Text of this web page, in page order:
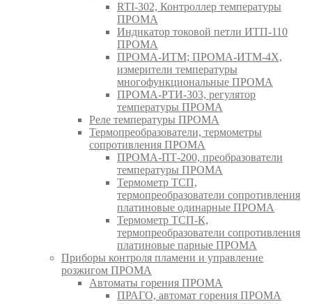
RTI-302, Контроллер температуры
ПРОМА
Индикатор токовой петли ИТП-110
ПРОМА
ПРОМА-ИТМ; ПРОМА-ИТМ-4Х,
измерители температуры
многофункциональные ПРОМА
ПРОМА-РТИ-303, регулятор
температуры ПРОМА
Реле температуры ПРОМА
Термопреобразователи, термометры
сопротивления ПРОМА
ПРОМА-ПТ-200, преобразователи
температуры ПРОМА
Термометр ТСП,
термопреобразователи сопротивления
платиновые одинарные ПРОМА
Термометр ТСП-К,
термопреобразователи сопротивления
платиновые парные ПРОМА
Приборы контроля пламени и управление
розжигом ПРОМА
Автоматы горения ПРОМА
ПРАГО, автомат горения ПРОМА